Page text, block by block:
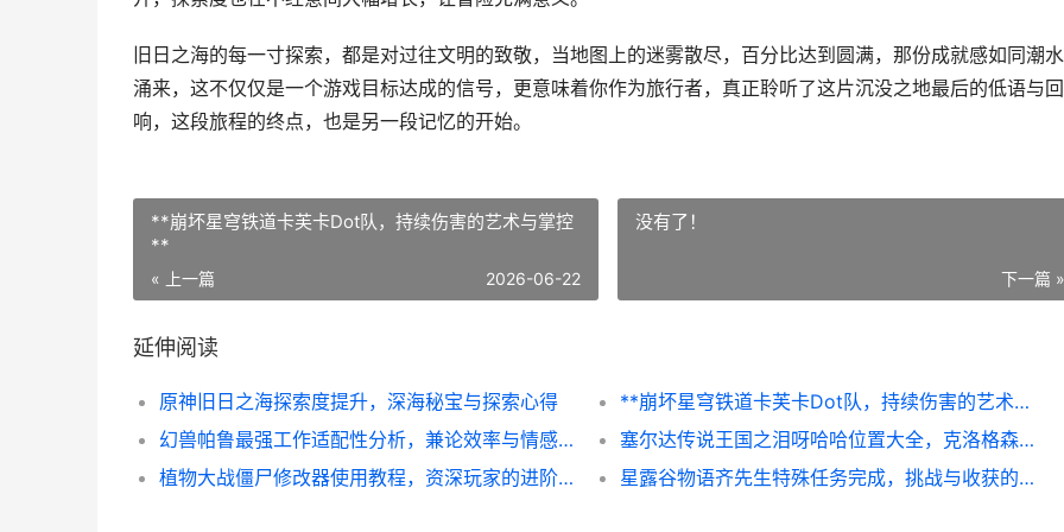
旧日之海的每一寸探索，都是对过往文明的致敬，当地图上的迷雾散尽，百分比达到圆满，那份成就感如同潮
涌来，这不仅仅是一个游戏目标达成的信号，更意味着你作为旅行者，真正聆听了这片沉没之地最后的低语与回
响，这段旅程的终点，也是另一段记忆的开始。
**崩坏星穹铁道卡芙卡Dot队，持续伤害的艺术与掌控
**
« 上一篇 2026-06-22
没有了！
下一篇 »
延伸阅读
原神旧日之海探索度提升，深海秘宝与探索心得
**崩坏星穹铁道卡芙卡Dot队，持续伤害的艺术与掌控**
幻兽帕鲁最强工作适配性分析，兼论效率与情感的平衡之道
塞尔达传说王国之泪呀哈哈位置大全，克洛格森林的种子收集指南
植物大战僵尸修改器使用教程，资深玩家的进阶指南
星露谷物语齐先生特殊任务完成，挑战与收获的终极考验